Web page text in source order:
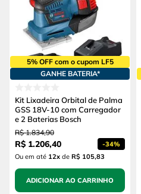
5% OFF com o cupom LF5
GANHE BATERIA*
Kit Lixadeira Orbital de Palma
GSS 18V-10 com Carregador
e 2 Baterias Bosch
R$ 1.834,90
R$ 1.206,40 -34%
Ou em até 12x de R$ 105,83
ADICIONAR AO CARRINHO